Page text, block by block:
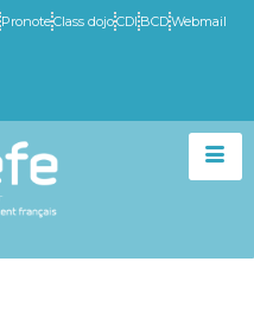
PronoteClass dojoCDI BCDWebmail